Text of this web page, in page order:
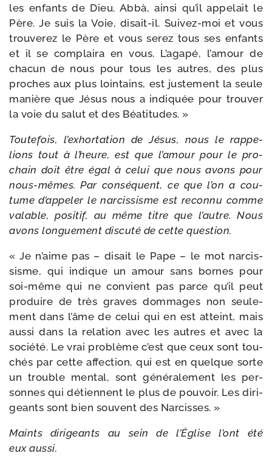
les enfants de Dieu. Abbà, ain­si qu’il appe­lait le
Père. Je suis la Voie, disait-​il. Suivez-​moi et vous
trou­ve­rez le Père et vous serez tous ses enfants
et il se com­plai­ra en vous. L’agapé, l’a­mour de
cha­cun de nous pour tous les autres, des plus
proches aux plus loin­tains, est jus­te­ment la seule
manière que Jésus nous a indi­quée pour trou­ver
la voie du salut et des Béatitudes. »
Toutefois, l’ex­hor­ta­tion de Jésus, nous le rap­pe­
lions tout à l’heure, est que l’a­mour pour le pro­
chain doit être égal à celui que nous avons pour
nous-​mêmes. Par consé­quent, ce que l’on a cou­
tume d’ap­pe­ler le nar­cis­sisme est recon­nu comme
valable, posi­tif, au même titre que l’autre. Nous
avons lon­gue­ment dis­cu­té de cette question.
« Je n’aime pas – disait le Pape – le mot nar­cis­
sisme, qui indique un amour sans bornes pour
soi-​même qui ne convient pas parce qu’il peut
pro­duire de très graves dom­mages non seule­
ment dans l’âme de celui qui en est atteint, mais
aus­si dans la rela­tion avec les autres et avec la
socié­té. Le vrai pro­blème c’est que ceux sont tou­
chés par cette affec­tion, qui est en quelque sorte
un trouble men­tal, sont géné­ra­le­ment les per­
sonnes qui détiennent le plus de pou­voir. Les diri­
geants sont bien sou­vent des Narcisses. »
Maints diri­geants au sein de l’Église l’ont été
eux aussi.